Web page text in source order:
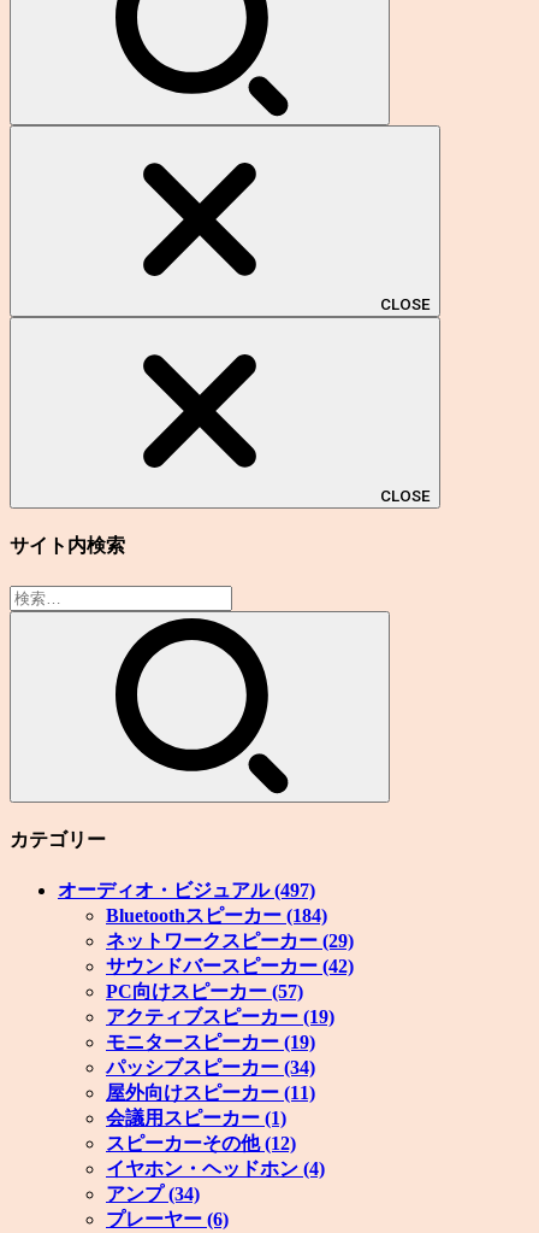
CLOSE
CLOSE
サイト内検索
検
索:
カテゴリー
オーディオ・ビジュアル(497)
Bluetoothスピーカー (184)
ネットワークスピーカー (29)
サウンドバースピーカー (42)
PC向けスピーカー (57)
アクティブスピーカー (19)
モニタースピーカー (19)
パッシブスピーカー (34)
屋外向けスピーカー (11)
会議用スピーカー (1)
スピーカーその他(12)
イヤホン・ヘッドホン (4)
アンプ(34)
プレーヤー (6)